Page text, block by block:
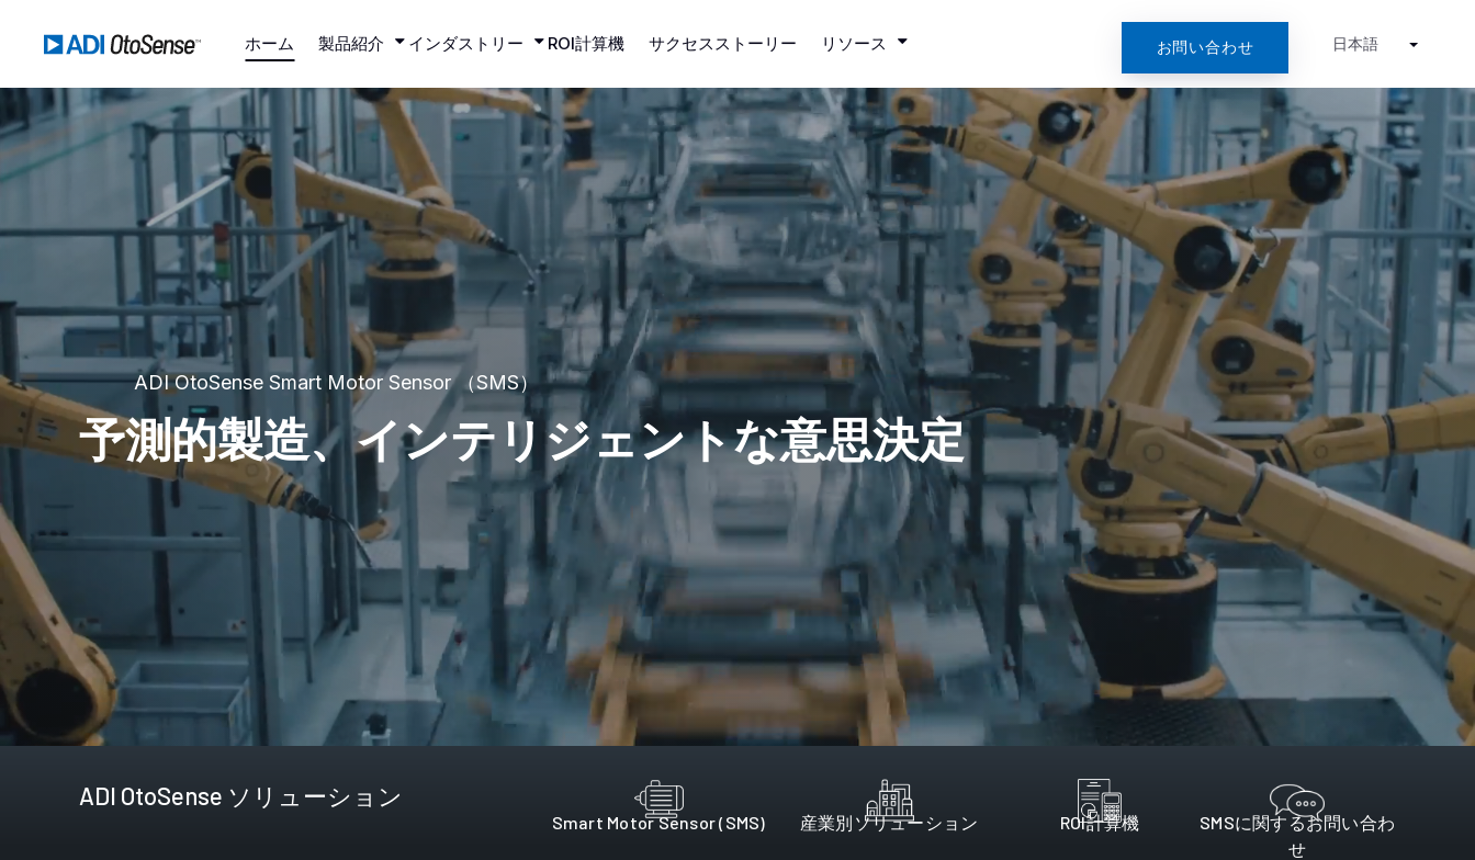
日本語
ホーム 製品紹介 インダストリー ROI計算機 サクセスストーリー リソース お問い合わせ
ADI OtoSense Smart Motor Sensor （SMS）
予測的製造、インテリジェントな意思決定
ADI OtoSense ソリューション
Smart Motor Sensor (SMS) 産業別ソリューション ROI計算機
SMSに関するお問い合わ
せ